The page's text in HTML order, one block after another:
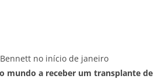
no início de janeiro
mundo a receber um transplante de